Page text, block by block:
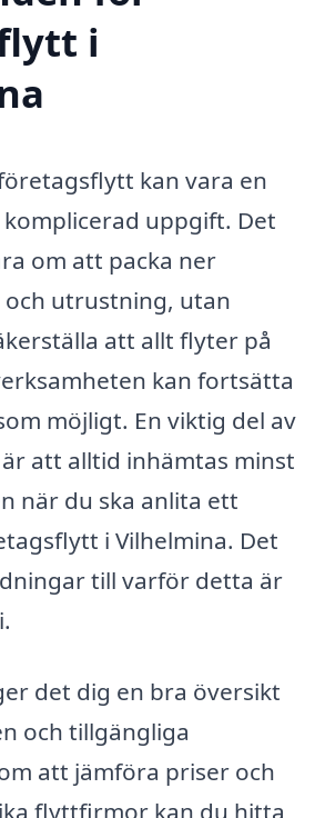
i
kan vara en
uppgift. Det
om att packa ner
utrustning, utan
att allt flyter på
kan fortsätta
möjligt. En viktig del av
att alltid inhämtas minst
när du ska anlita ett
i Vilhelmina. Det
till varför detta är
det dig en bra översikt
och tillgängliga
att jämföra priser och
flyttfirmor kan du hitta